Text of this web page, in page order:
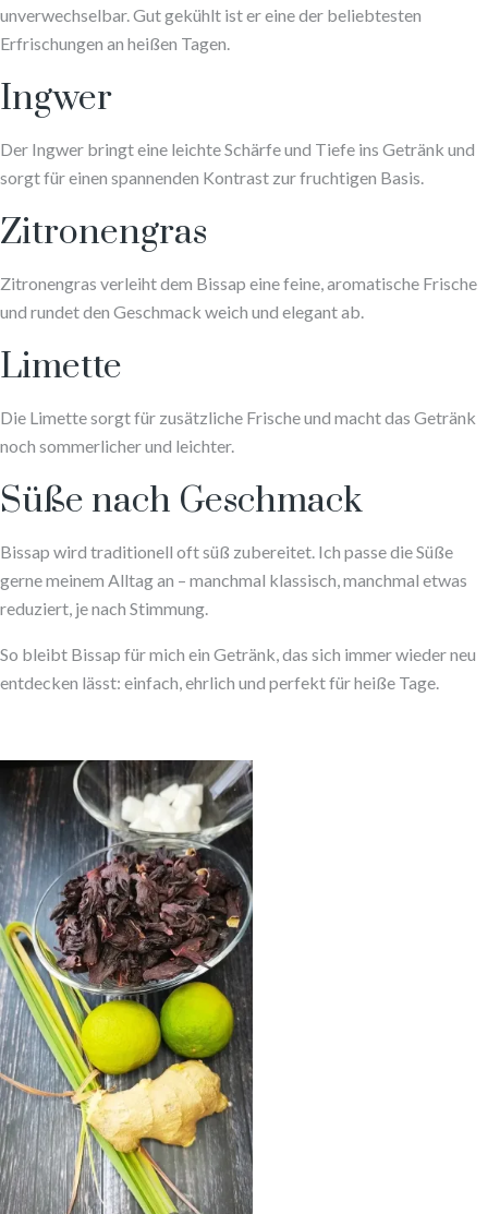
unverwechselbar. Gut gekühlt ist er eine der beliebtesten
Erfrischungen an heißen Tagen.
Ingwer
Der Ingwer bringt eine leichte Schärfe und Tiefe ins Getränk und
sorgt für einen spannenden Kontrast zur fruchtigen Basis.
Zitronengras
Zitronengras verleiht dem Bissap eine feine, aromatische Frische
und rundet den Geschmack weich und elegant ab.
Limette
Die Limette sorgt für zusätzliche Frische und macht das Getränk
noch sommerlicher und leichter.
Süße nach Geschmack
Bissap wird traditionell oft süß zubereitet. Ich passe die Süße
gerne meinem Alltag an – manchmal klassisch, manchmal etwas
reduziert, je nach Stimmung.
So bleibt Bissap für mich ein Getränk, das sich immer wieder neu
entdecken lässt: einfach, ehrlich und perfekt für heiße Tage.